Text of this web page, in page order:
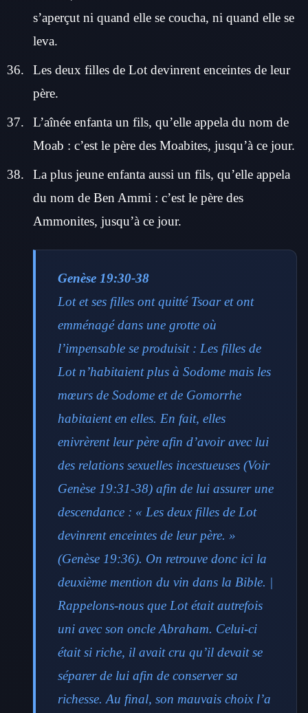
s’aperçut ni quand elle se coucha, ni quand elle se
leva.
Les deux filles de Lot devinrent enceintes de leur
père.
L’aînée enfanta un fils, qu’elle appela du nom de
Moab : c’est le père des Moabites, jusqu’à ce jour.
La plus jeune enfanta aussi un fils, qu’elle appela
du nom de Ben Ammi : c’est le père des
Ammonites, jusqu’à ce jour.
Genèse 19:30-38
Lot et ses filles ont quitté Tsoar et ont
emménagé dans une grotte où
l’impensable se produisit : Les filles de
Lot n’habitaient plus à Sodome mais les
mœurs de Sodome et de Gomorrhe
habitaient en elles. En fait, elles
enivrèrent leur père afin d’avoir avec lui
des relations sexuelles incestueuses (Voir
Genèse 19:31-38) afin de lui assurer une
descendance : « Les deux filles de Lot
devinrent enceintes de leur père. »
(Genèse 19:36). On retrouve donc ici la
deuxième mention du vin dans la Bible. |
Rappelons-nous que Lot était autrefois
uni avec son oncle Abraham. Celui-ci
était si riche, il avait cru qu’il devait se
séparer de lui afin de conserver sa
richesse. Au final, son mauvais choix l’a